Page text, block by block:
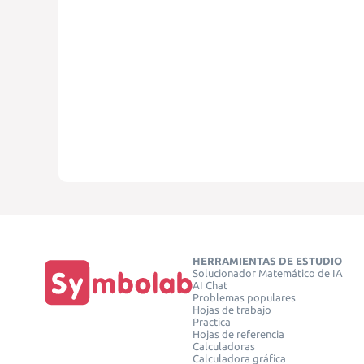
HERRAMIENTAS DE ESTUDIO
Solucionador Matemático de IA
AI Chat
Problemas populares
Hojas de trabajo
Practica
Hojas de referencia
Calculadoras
Calculadora gráfica